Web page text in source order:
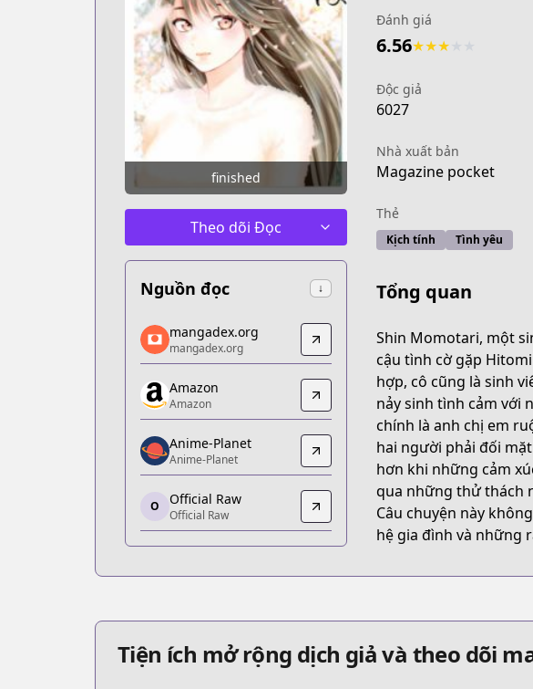
finished
Theo dõi Đọc
Nguồn đọc ↓
mangadex.org
mangadex.org
https://mangadex.org/title/202d0eaf-df73-4368-a360-
Amazon
Amazon
https://www.amazon.co.jp/gp/product/B095Y9BJCT
Anime-Planet
Anime-Planet
https://www.anime-planet.com/manga/bokutachi-wa-
Official Raw
Official Raw
MangaUpdates
mangadex.org
mangadex.org
Amazon
Amazon
Anime-Planet
Anime-Planet
O Official Raw
Official Raw
Đánh giá
6.56★★★
Độc giả
6027
Nhà xuất bản
Magazine pocket
Thẻ
Kịch tính Tình yêu
Tổng quan
Shin Momotari, một
cậu tình cờ gặp
hợp, cô cũng là sinh
nảy sinh tình cảm với
chính là anh chị em
hai người phải đối
hơn khi những cảm
qua những thử thách
Câu chuyện này
hệ gia đình và những
Tiện ích mở rộng dịch giả và theo dõi